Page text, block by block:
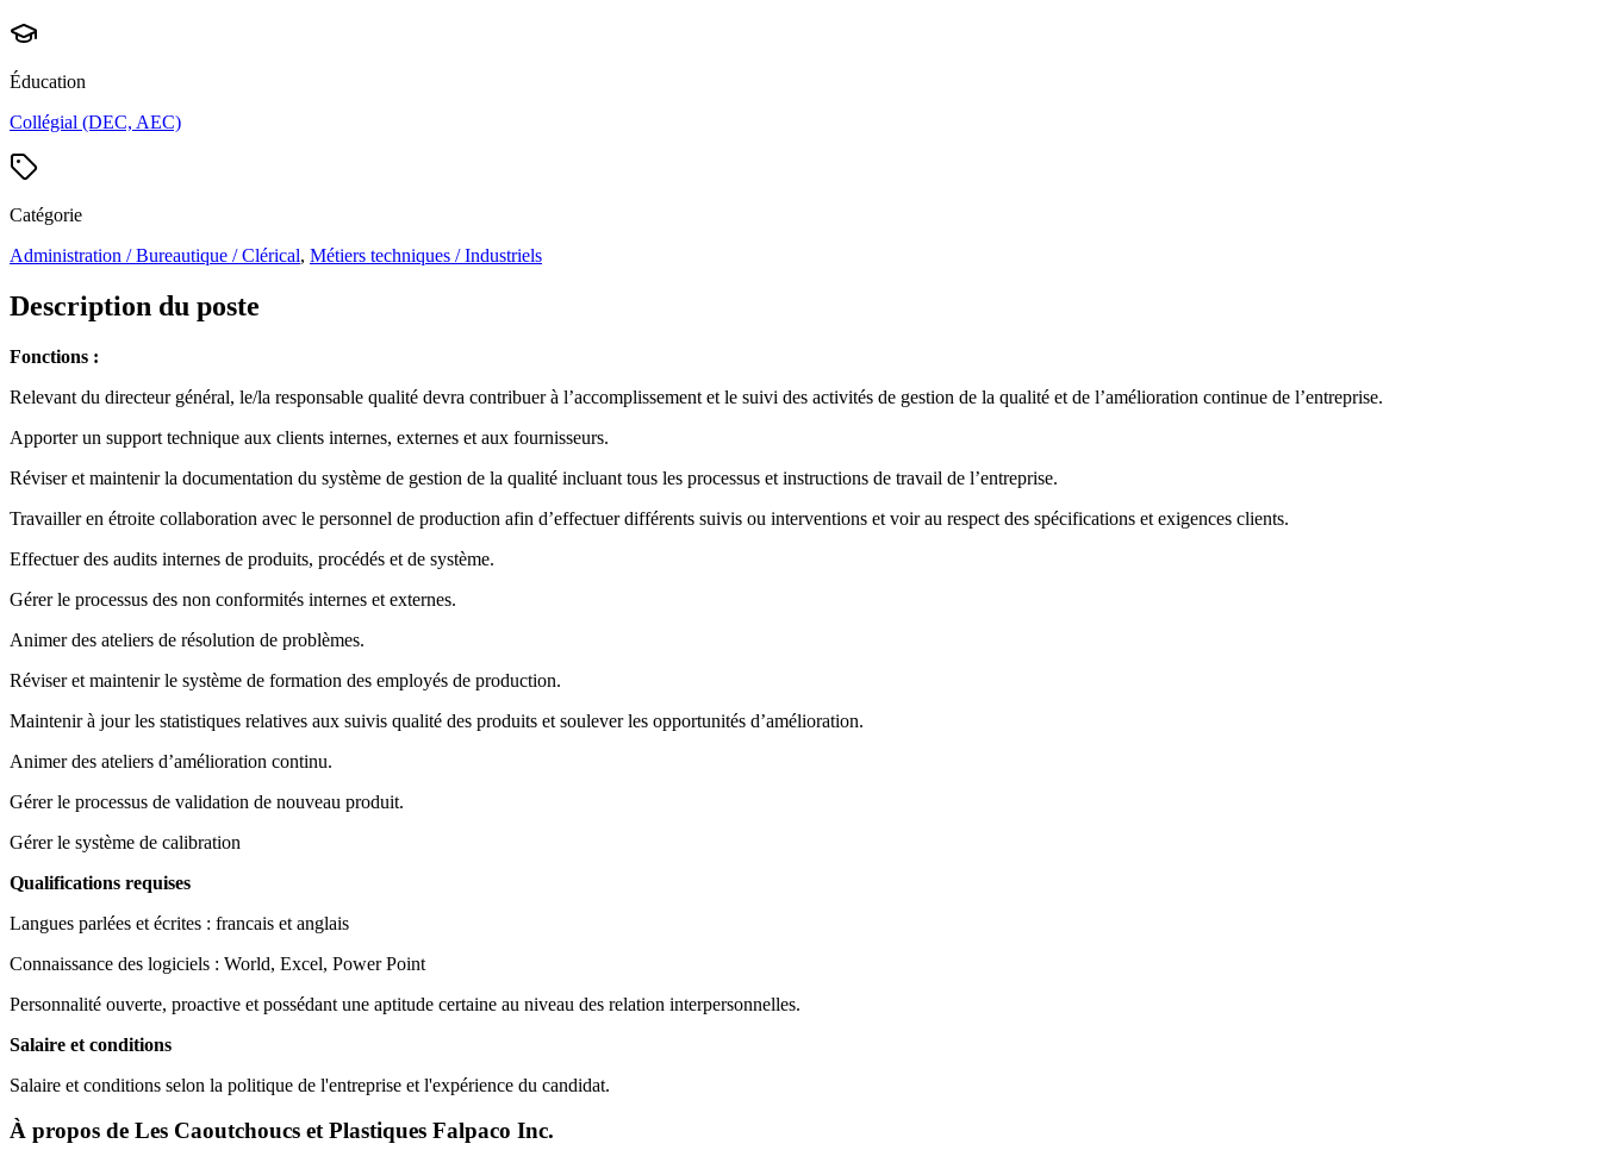
Éducation
Collégial (DEC, AEC)
Catégorie
Administration / Bureautique / Clérical, Métiers techniques / Industriels
Description du poste
Fonctions :
Relevant du directeur général, le/la responsable qualité devra contribuer à l’accomplissement et le suivi des activités de gestion de la qualité et de l’amélioration continue de l’entreprise.
Apporter un support technique aux clients internes, externes et aux fournisseurs.
Réviser et maintenir la documentation du système de gestion de la qualité incluant tous les processus et instructions de travail de l’entreprise.
Travailler en étroite collaboration avec le personnel de production afin d’effectuer différents suivis ou interventions et voir au respect des spécifications et exigences clients.
Effectuer des audits internes de produits, procédés et de système.
Gérer le processus des non conformités internes et externes.
Animer des ateliers de résolution de problèmes.
Réviser et maintenir le système de formation des employés de production.
Maintenir à jour les statistiques relatives aux suivis qualité des produits et soulever les opportunités d’amélioration.
Animer des ateliers d’amélioration continu.
Gérer le processus de validation de nouveau produit.
Gérer le système de calibration
Qualifications requises
Langues parlées et écrites : francais et anglais
Connaissance des logiciels : World, Excel, Power Point
Personnalité ouverte, proactive et possédant une aptitude certaine au niveau des relation interpersonnelles.
Salaire et conditions
Salaire et conditions selon la politique de l'entreprise et l'expérience du candidat.
À propos de Les Caoutchoucs et Plastiques Falpaco Inc.